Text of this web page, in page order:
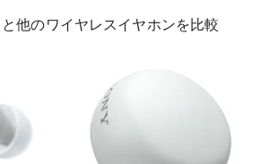
他のワイヤレスイヤホンを比較